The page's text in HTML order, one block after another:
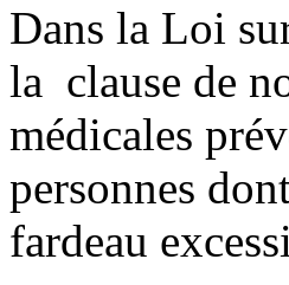
Dans la Loi
la clause de
médicales
personnes
fardeau